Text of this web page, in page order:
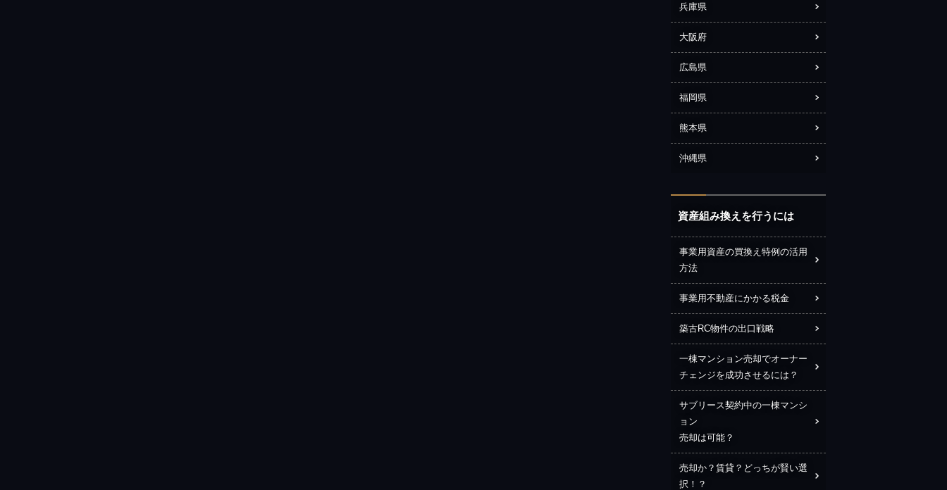
兵庫県
大阪府
広島県
福岡県
熊本県
沖縄県
資産組み換えを行うには
事業用資産の買換え特例の活用
方法
事業用不動産にかかる税金
築古RC物件の出口戦略
一棟マンション売却でオーナー
チェンジを成功させるには？
サブリース契約中の一棟マンシ
ョン
売却は可能？
売却か？賃貸？どっちが賢い選
択！？